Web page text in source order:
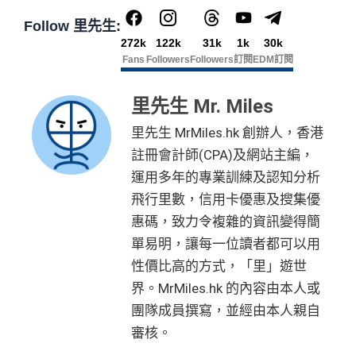
Follow 里先生:
272k
Fans
122k
Followers
31k
Followers
1k
訂閱
30k
EDM訂閱
里先生 Mr. Miles
里先生 MrMiles.hk 創辦人，香港
註冊會計師(CPA)及網站主編，
運用多年的專業訓練及認知分析
飛行里數，信用卡優惠及搜集優
惠碼，致力令複雜的資訊變得簡
單易明，讓每一位讀者都可以用
性價比高的方式，「里」遊世
界。MrMiles.hk 的內容由本人或
團隊成員撰寫，並經由本人親自
審核。